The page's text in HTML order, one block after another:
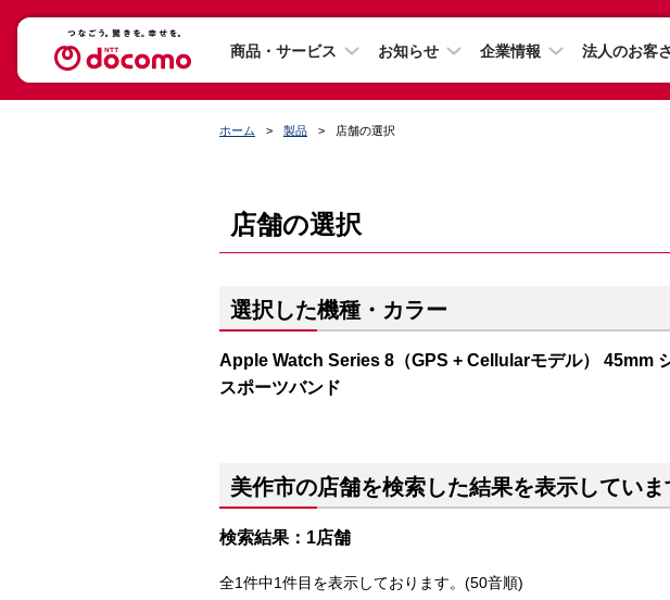
商品・サービス お知らせ 企業情報 法人のお客
ホーム 製品 店舗の選択
店舗の選択
選択した機種・カラー
Apple Watch Series 8（GPS + Cellularモデル） 45mm
スポーツバンド
美作市の店舗を検索した結果を表示していま
検索結果：1店舗
全1件中1件目を表示しております。(50音順)